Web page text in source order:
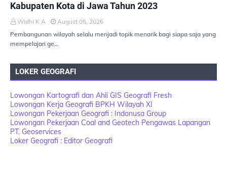
Kabupaten Kota di Jawa Tahun 2023
Widhi K A
August 05, 2026
Pembangunan wilayah selalu menjadi topik menarik bagi siapa saja yang
mempelajari ge…
LOKER GEOGRAFI
Lowongan Kartografi dan Ahli GIS Geografi Fresh
Lowongan Kerja Geografi BPKH Wilayah XI
Lowongan Pekerjaan Geografi : Indonusa Group
Lowongan Pekerjaan Coal and Geotech Pengawas Lapangan
PT. Geoservices
Loker Geografi : Editor Geografi